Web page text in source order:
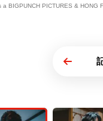
BIGPUNCH PICTURES & HONG